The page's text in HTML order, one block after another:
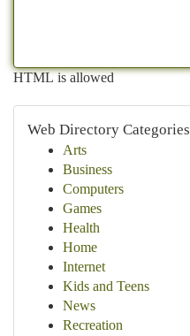
HTML is allowed
Web Directory Categories
Arts
Business
Computers
Games
Health
Home
Internet
Kids and Teens
News
Recreation